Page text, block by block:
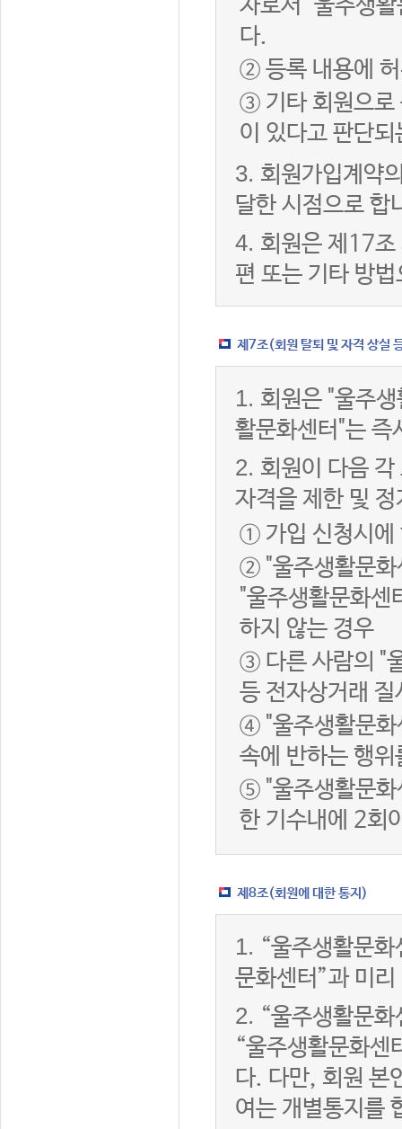
자로서 "울주생
다.
② 등록 내용에
③ 기타 회원으로
이 있다고 판단되
3. 회원가입계약
달한 시점으로 합
4. 회원은 제17조
편 또는 기타 방
제7조(회원 탈퇴 및 자격 상실
1. 회원은 "울주
활문화센터"는 즉
2. 회원이 다음
자격을 제한 및
① 가입 신청시에
② "울주생활문화
"울주생활문화센
하지 않는 경우
③ 다른 사람의 "
등 전자상거래
④ "울주생활문화
속에 반하는 행
⑤ "울주생활문화
한 기수내에 2회
제8조(회원에 대한 통지)
1. “울주생활문
문화센터”과 미
2. “울주생활문
“울주생활문화센
다. 다만, 회원 본
여는 개별통지를